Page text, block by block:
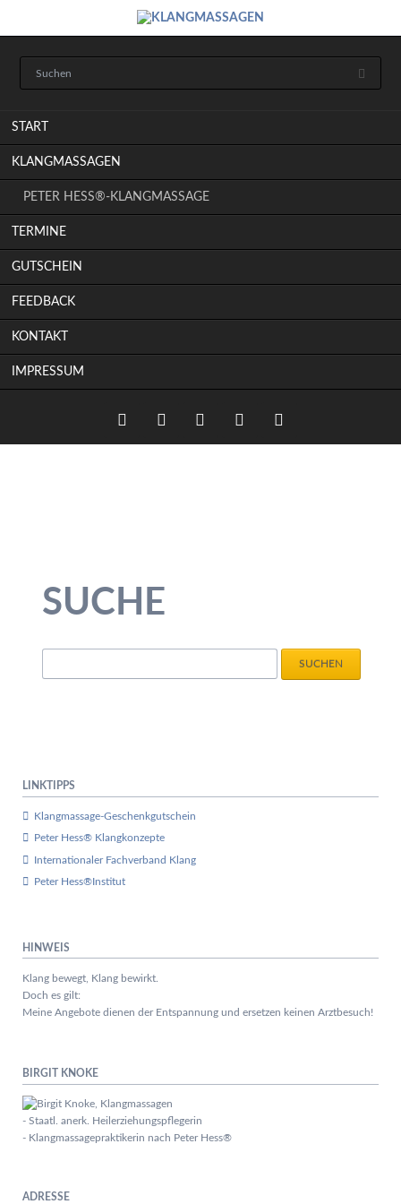
START
KLANGMASSAGEN
PETER HESS®-KLANGMASSAGE
TERMINE
GUTSCHEIN
FEEDBACK
KONTAKT
IMPRESSUM
SUCHE
SUCHEN
LINKTIPPS
Klangmassage-Geschenkgutschein
Peter Hess® Klangkonzepte
Internationaler Fachverband Klang
Peter Hess®Institut
HINWEIS
Klang bewegt, Klang bewirkt.
Doch es gilt:
Meine Angebote dienen der Entspannung und ersetzen keinen Arztbesuch!
BIRGIT KNOKE
- Staatl. anerk. Heilerziehungspflegerin
- Klangmassagepraktikerin nach Peter Hess®
ADRESSE